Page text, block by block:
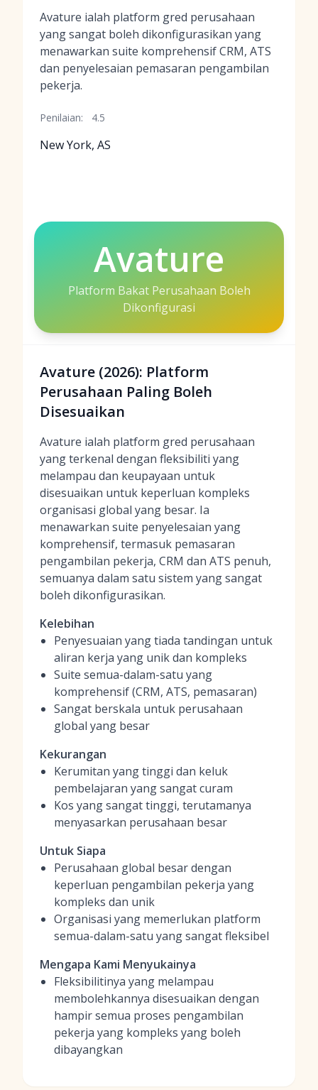
Avature ialah platform gred perusahaan
yang sangat boleh dikonfigurasikan yang
menawarkan suite komprehensif CRM, ATS
dan penyelesaian pemasaran pengambilan
pekerja.
Penilaian: 4.5
New York, AS
Avature
Platform Bakat Perusahaan Boleh
Dikonfigurasi
Avature (2026): Platform
Perusahaan Paling Boleh
Disesuaikan
Avature ialah platform gred perusahaan
yang terkenal dengan fleksibiliti yang
melampau dan keupayaan untuk
disesuaikan untuk keperluan kompleks
organisasi global yang besar. Ia
menawarkan suite penyelesaian yang
komprehensif, termasuk pemasaran
pengambilan pekerja, CRM dan ATS penuh,
semuanya dalam satu sistem yang sangat
boleh dikonfigurasikan.
Kelebihan
Penyesuaian yang tiada tandingan untuk
aliran kerja yang unik dan kompleks
Suite semua-dalam-satu yang
komprehensif (CRM, ATS, pemasaran)
Sangat berskala untuk perusahaan
global yang besar
Kekurangan
Kerumitan yang tinggi dan keluk
pembelajaran yang sangat curam
Kos yang sangat tinggi, terutamanya
menyasarkan perusahaan besar
Untuk Siapa
Perusahaan global besar dengan
keperluan pengambilan pekerja yang
kompleks dan unik
Organisasi yang memerlukan platform
semua-dalam-satu yang sangat fleksibel
Mengapa Kami Menyukainya
Fleksibilitinya yang melampau
membolehkannya disesuaikan dengan
hampir semua proses pengambilan
pekerja yang kompleks yang boleh
dibayangkan